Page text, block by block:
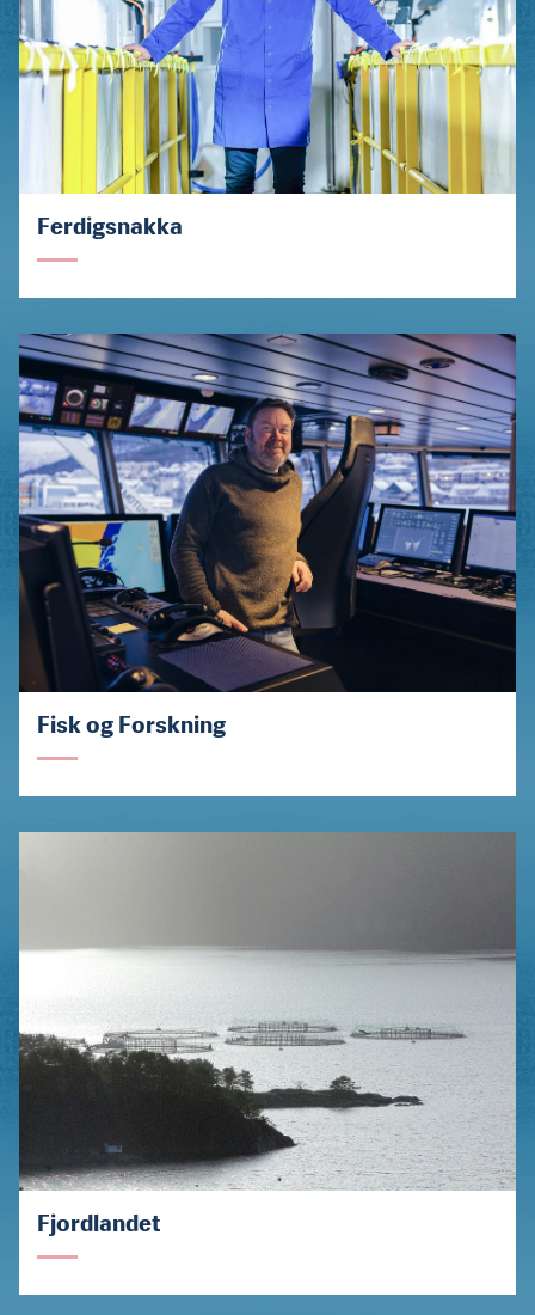
Ferdigsnakka
Fisk og Forskning
Fjordlandet